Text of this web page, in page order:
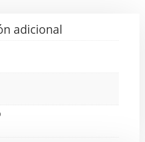
adicional